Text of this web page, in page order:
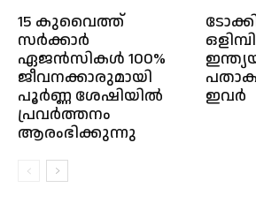
15 കുവൈത്ത്
സർക്കാർ
ഏജൻസികൾ 100%
ജീവനക്കാരുമായി
പൂർണ്ണ ശേഷിയിൽ
പ്രവർത്തനം
ആരംഭിക്കുന്നു
ഇവർ